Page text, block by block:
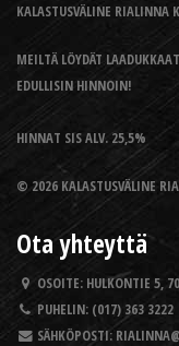
KALASTUSVÄLINE RIALINNA
MEILTÄ LÖYDÄT
EDULLISIN HINNOIN!
HINNAT SIS ALV. 25,5%
© 2026 KALASTUSVÄLINE
Ota yhteyttä
OSOITE: HULKONTIE 5,
PUHELIN: (017) 363 3222
SÄHKÖPOSTI: